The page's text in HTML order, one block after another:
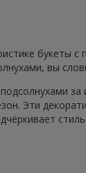
букеты
вы
за
Эти